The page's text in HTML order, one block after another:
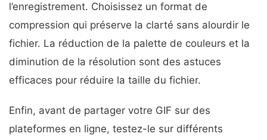
l’enregistrement. Choisissez un format de
compression qui préserve la clarté sans alourdir le
fichier. La réduction de la palette de couleurs et la
diminution de la résolution sont des astuces
efficaces pour réduire la taille du fichier.
Enfin, avant de partager votre GIF sur des
plateformes en ligne, testez-le sur différents